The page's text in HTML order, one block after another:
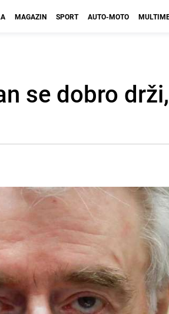
MAGAZIN SPORT AUTO-MOTO
se dobro